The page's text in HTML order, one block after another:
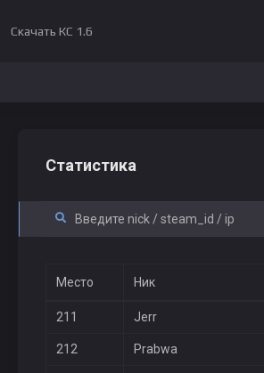
Скачать КС 1.6
Статистика
Место Ник
211 Jerr
212 Prabwа